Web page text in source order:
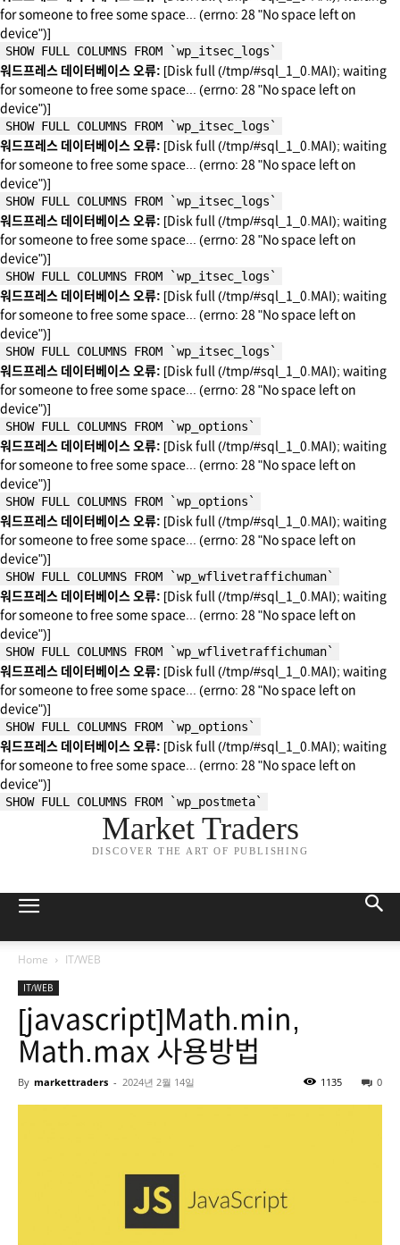
for someone to free some space... (errno: 28 "No space left on
device")]
SHOW FULL COLUMNS FROM `wp_itsec_logs`
워드프레스 데이터베이스 오류: [Disk full (/tmp/#sql_1_0.MAI); waiting
for someone to free some space... (errno: 28 "No space left on
device")]
SHOW FULL COLUMNS FROM `wp_itsec_logs`
워드프레스 데이터베이스 오류: [Disk full (/tmp/#sql_1_0.MAI); waiting
for someone to free some space... (errno: 28 "No space left on
device")]
SHOW FULL COLUMNS FROM `wp_itsec_logs`
워드프레스 데이터베이스 오류: [Disk full (/tmp/#sql_1_0.MAI); waiting
for someone to free some space... (errno: 28 "No space left on
device")]
SHOW FULL COLUMNS FROM `wp_itsec_logs`
워드프레스 데이터베이스 오류: [Disk full (/tmp/#sql_1_0.MAI); waiting
for someone to free some space... (errno: 28 "No space left on
device")]
SHOW FULL COLUMNS FROM `wp_itsec_logs`
워드프레스 데이터베이스 오류: [Disk full (/tmp/#sql_1_0.MAI); waiting
for someone to free some space... (errno: 28 "No space left on
device")]
SHOW FULL COLUMNS FROM `wp_options`
워드프레스 데이터베이스 오류: [Disk full (/tmp/#sql_1_0.MAI); waiting
for someone to free some space... (errno: 28 "No space left on
device")]
SHOW FULL COLUMNS FROM `wp_options`
워드프레스 데이터베이스 오류: [Disk full (/tmp/#sql_1_0.MAI); waiting
for someone to free some space... (errno: 28 "No space left on
device")]
SHOW FULL COLUMNS FROM `wp_wflivetraffichuman`
워드프레스 데이터베이스 오류: [Disk full (/tmp/#sql_1_0.MAI); waiting
for someone to free some space... (errno: 28 "No space left on
device")]
SHOW FULL COLUMNS FROM `wp_wflivetraffichuman`
워드프레스 데이터베이스 오류: [Disk full (/tmp/#sql_1_0.MAI); waiting
for someone to free some space... (errno: 28 "No space left on
device")]
SHOW FULL COLUMNS FROM `wp_options`
워드프레스 데이터베이스 오류: [Disk full (/tmp/#sql_1_0.MAI); waiting
for someone to free some space... (errno: 28 "No space left on
device")]
SHOW FULL COLUMNS FROM `wp_postmeta`
Market Traders
DISCOVER THE ART OF PUBLISHING
Home IT/WEB
IT/WEB
[javascript]Math.min,
Math.max 사용방법
By markettraders - 2024년 2월 14일 0
1135